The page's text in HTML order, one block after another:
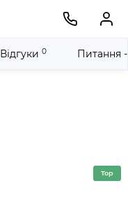
Відгуки 0 Питання
Top